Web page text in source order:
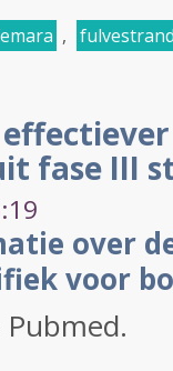
,
fase III
over
voor